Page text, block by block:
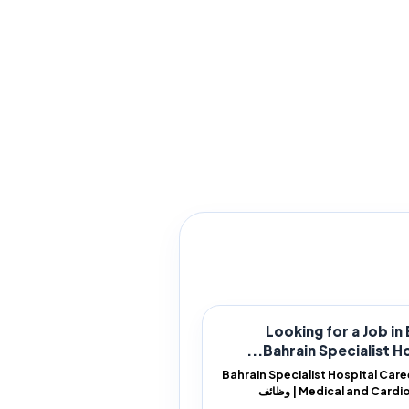
Looking for a Job in
Bahrain Specialist
Bahrain Specialist Hospital
Medical and Cardiology Jobs | وظائف